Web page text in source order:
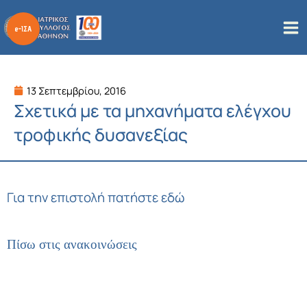
στο
περιεχόμενο
13 Σεπτεμβρίου, 2016
Σχετικά με τα μηχανήματα ελέγχου
τροφικής δυσανεξίας
Για την επιστολή πατήστε εδώ
Πίσω στις ανακοινώσεις